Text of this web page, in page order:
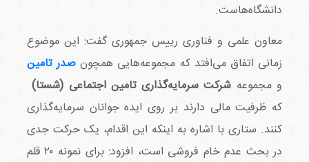
دانشگاه‌هاست.
معاون علمی و فناوری رییس جمهوری گفت: این موضوع
زمانی اتفاق می‌افتد که مجموعه‌هایی همچون صدر تامین
و مجموعه‌ شرکت سرمایه‌گذاری تامین اجتماعی (شستا)
که ظرفیت مالی دارند بر روی ایده جوانان سرمایه‌گذاری
کنند. ستاری با اشاره به اینکه این اقدام، یک حرکت جدی
در بحث عدم خام فروشی است، افزود: برای نمونه ۲۰ قلم